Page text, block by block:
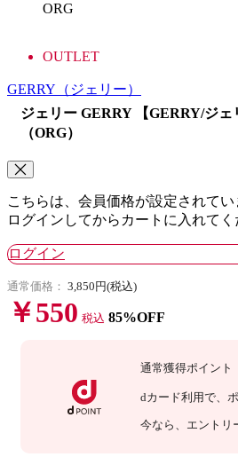
ORG
OUTLET
GERRY （ジェリー）
ジェリー GERRY 【GERRY/ジェ
（ORG）
こちらは、会員価格が設定されてい
ログインしてからカートに入れてく
ログイン
通常価格： 3,850円(税込)
￥550 税込 85%OFF
通常獲得ポイント
dカード利用で、
今なら 、エントリ